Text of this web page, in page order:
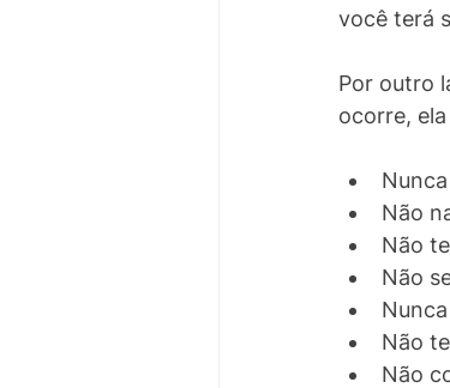
você terá
Por outro
ocorre,
Não
Não
Não
Não
Não